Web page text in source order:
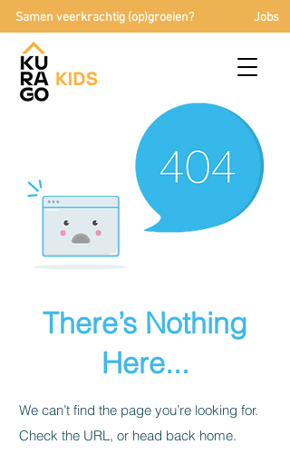
Samen veerkrachtig (op)groeien? Jobs
There’s Nothing
Here...
We can’t find the page you’re looking for.
Check the URL, or head back home.